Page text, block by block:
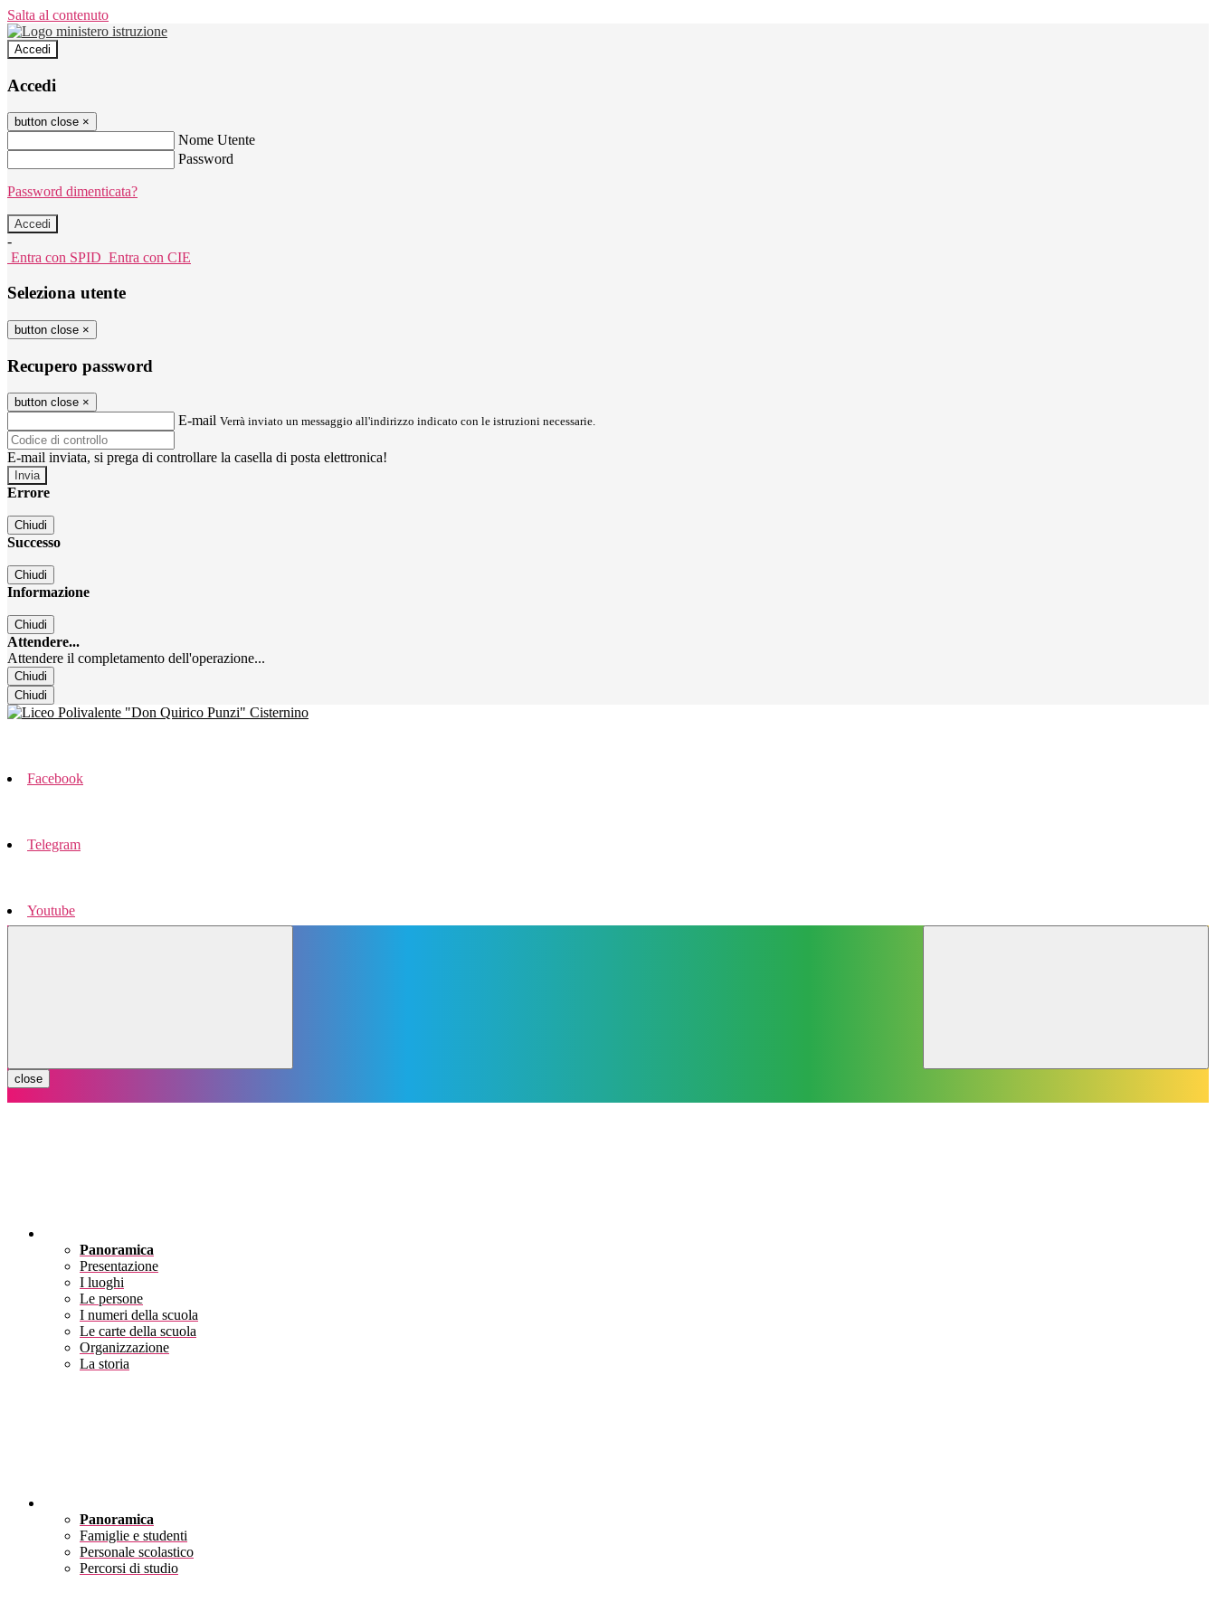
Salta al contenuto
Accedi
Accedi
button close ×
Nome Utente
Password
Password dimenticata?
-
Entra con SPID Entra con CIE
Seleziona utente
button close ×
Recupero password
button close ×
E-mail Verrà inviato un messaggio all'indirizzo indicato con le istruzioni necessarie.
E-mail inviata, si prega di controllare la casella di posta elettronica!
Errore
Chiudi
Successo
Chiudi
Informazione
Chiudi
Attendere...
Attendere il completamento dell'operazione...
Chiudi
Chiudi
Facebook
Telegram
Youtube
close
Panoramica
Presentazione
I luoghi
Le persone
I numeri della scuola
Le carte della scuola
Organizzazione
La storia
Panoramica
Famiglie e studenti
Personale scolastico
Percorsi di studio